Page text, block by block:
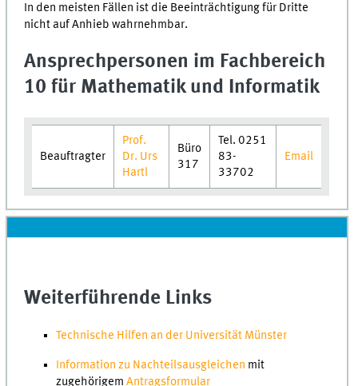
In den meisten Fällen ist die Beeinträchtigung für Dritte
nicht auf Anhieb wahrnehmbar.
Ansprechpersonen im Fachbereich
10 für Mathematik und Informatik
Beauftragter
Prof.
Dr. Urs
Hartl
Büro
317
Tel. 0251
83-
33702
Email
Weiterführende Links
Technische Hilfen an der Universität Münster
Information zu Nachteilsausgleichen mit
zugehörigemAntragsformular